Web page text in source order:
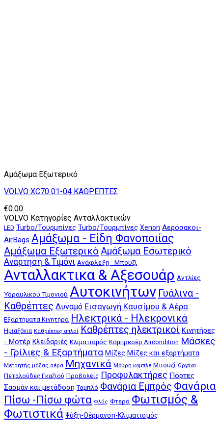
Αμάξωμα Εξωτερικό
VOLVO XC70 01-04 ΚΑΘΡΕΠΤΕΣ
€0.00
VOLVO Κατηγορίες Ανταλλακτικών
LED Turbo/Τουρμπίνες Turbo/Τουρμπίνες Xenon Αερόσακοι-
AirBags Αμάξωμα - Είδη Φανοποιίας
Αμάξωμα Εξωτερικό Αμάξωμα Εσωτερικό
Ανάρτηση & Τιμόνι Ανάφλεξη - Μπουζί
Ανταλλακτικα & Αξεσουάρ Αντλίες
Υδραυλικού Τιμονιού Αυτοκινήτων Γυάλινα -
Καθρέπτες Δυναμό Εισαγωγή Καυσίμου & Αέρα
Εξαρτήματα Κινητήρα Ηλεκτρικά - Ηλεκρονικά
Ημιαξόνια Καθρέπτες απλοί Καθρέπτες ηλεκτρικοί Κινητήρες
- Μοτέρ Κλειδαριές Κλιματισμός Κομπρεσέρ Aircondition Μάσκες
- Γρίλιες & Εξαρτήματα Μίζες Μίζες και εξαρτήματα
Μετρητής μάζας αέρα Μηχανικά Μούρη κομπλέ Μπουζί Οργανα
Πεταλούδες Γκαζιού Προβολείς Προφυλακτήρες Πόρτες
Σασμάν και μετάδοση Ταμπλό Φανάρια Εμπρός Φανάρια
Πίσω -Πίσω φώτα Φλάς Φτερά Φωτισμός &
Φωτιστικά Ψύξη-Θέρμανση-Κλιματισμός